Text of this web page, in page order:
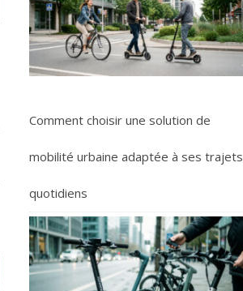
Comment choisir une solution de
mobilité urbaine adaptée à ses trajets
quotidiens